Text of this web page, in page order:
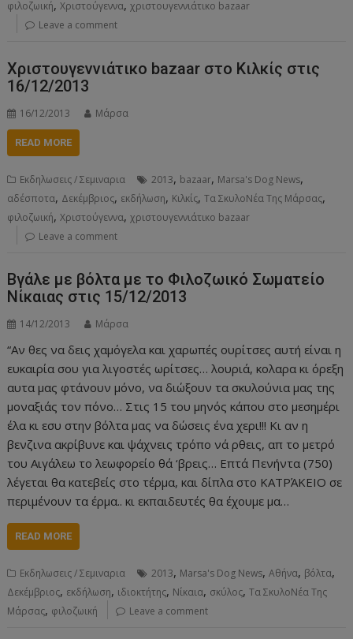
φιλοζωική,Χριστούγεννα,χριστουγεννιάτικο bazaar
Leave a comment
Χριστουγεννιάτικο bazaar στο Κιλκίς στις
16/12/2013
16/12/2013 Μάρσα
READ MORE
Εκδηλωσεις / Σεμιναρια 2013, bazaar, Marsa's Dog News,
αδέσποτα, Δεκέμβριος, εκδήλωση, Κιλκίς,Τα ΣκυλοΝέα Της Μάρσας,
φιλοζωική,Χριστούγεννα,χριστουγεννιάτικο bazaar
Leave a comment
Βγάλε με βόλτα με το Φιλοζωικό Σωματείο
Νίκαιας στις 15/12/2013
14/12/2013 Μάρσα
“Αν θες να δεις χαμόγελα και χαρωπές ουρίτσες αυτή είναι η
ευκαιρία σου για λιγοστές ωρίτσες… λουριά, κολαρα κι όρεξη
αυτα μας φτάνουν μόνο, να διώξουν τα σκυλούνια μας της
μοναξιάς τον πόνο… Στις 15 του μηνός κάπου στο μεσημέρι
έλα κι εσυ στην βόλτα μας να δώσεις ένα χερι!!! Kι αν η
βενζινα ακρίβυνε και ψάχνεις τρόπο νά ρθεις, απ το μετρό
του Αιγάλεω το λεωφορείο θά ‘βρεις… Επτά Πενήντα (750)
λέγεται θα κατεβείς στο τέρμα, και δίπλα στο ΚΑΤΡΆΚΕΙΟ σε
περιμένουν τα έρμα.. κι εκπαιδευτές θα έχουμε μα…
READ MORE
Εκδηλωσεις / Σεμιναρια 2013, Marsa's Dog News,Αθήνα, βόλτα,
Δεκέμβριος, εκδήλωση, ιδιοκτήτης, Νίκαια, σκύλος,Τα ΣκυλοΝέα Της
Μάρσας, φιλοζωική Leave a comment